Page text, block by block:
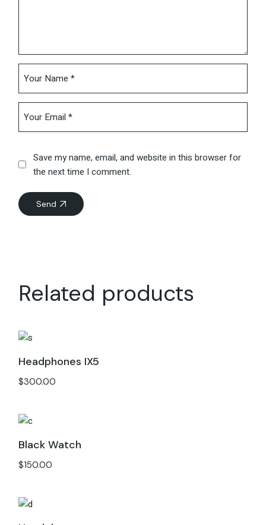
Save my name, email, and website in this browser for
the next time I comment.
Send
Related products
Headphones IX5
$300.00
Black Watch
$150.00